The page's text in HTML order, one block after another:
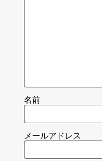
名前
メールアドレス